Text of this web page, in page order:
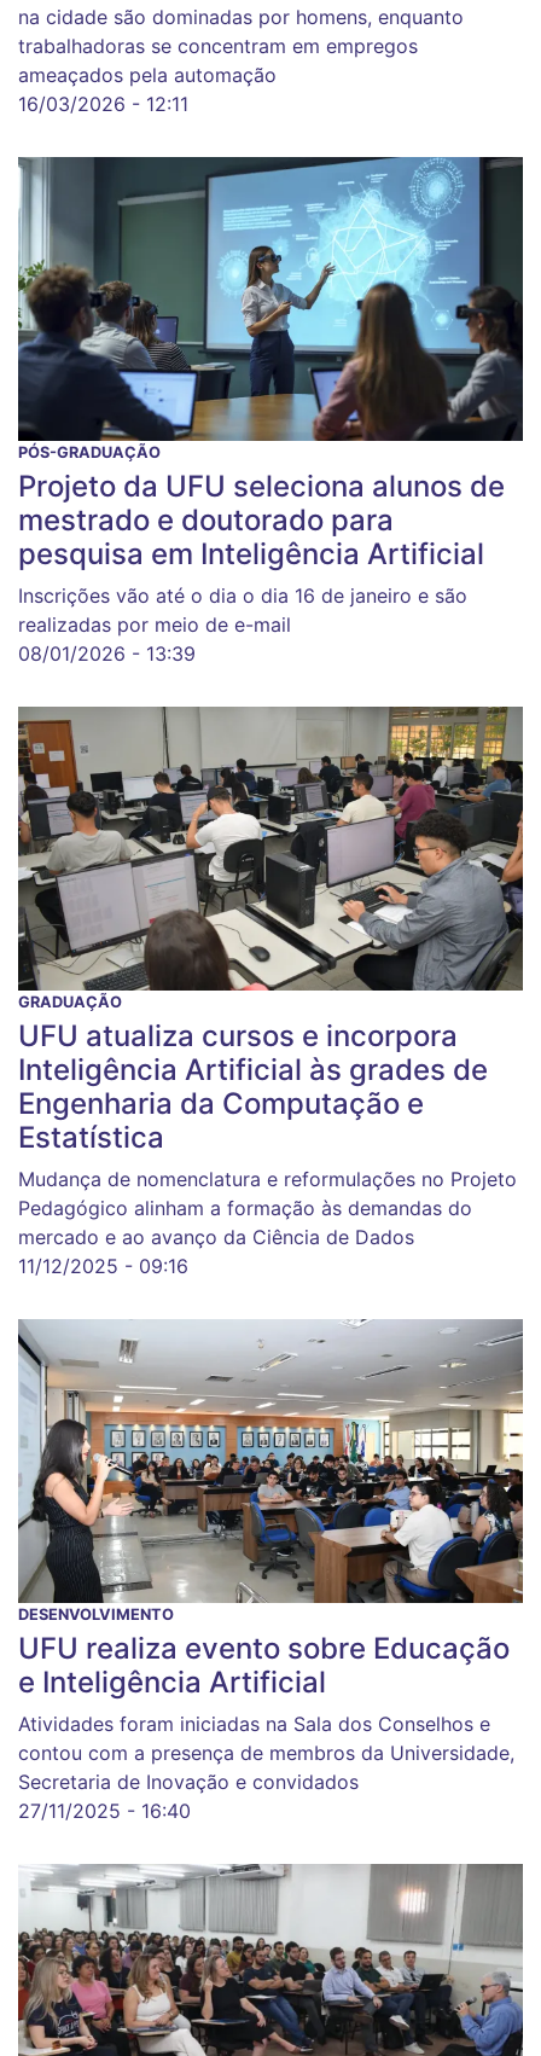
na cidade são dominadas por homens, enquanto
trabalhadoras se concentram em empregos
ameaçados pela automação
16/03/2026 - 12:11
PÓS-GRADUAÇÃO
Projeto da UFU seleciona alunos de
mestrado e doutorado para
pesquisa em Inteligência Artificial
Inscrições vão até o dia o dia 16 de janeiro e são
realizadas por meio de e-mail
08/01/2026 - 13:39
GRADUAÇÃO
UFU atualiza cursos e incorpora
Inteligência Artificial às grades de
Engenharia da Computação e
Estatística
Mudança de nomenclatura e reformulações no Projeto
Pedagógico alinham a formação às demandas do
mercado e ao avanço da Ciência de Dados
11/12/2025 - 09:16
DESENVOLVIMENTO
UFU realiza evento sobre Educação
e Inteligência Artificial
Atividades foram iniciadas na Sala dos Conselhos e
contou com a presença de membros da Universidade,
Secretaria de Inovação e convidados
27/11/2025 - 16:40